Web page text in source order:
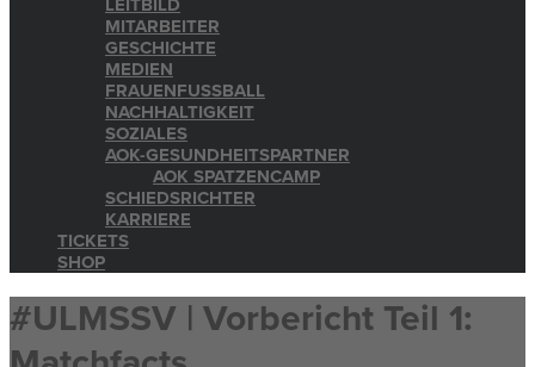
LEITBILD
MITARBEITER
GESCHICHTE
MEDIEN
FRAUENFUSSBALL
NACHHALTIGKEIT
SOZIALES
AOK-GESUNDHEITSPARTNER
AOK SPATZENCAMP
SCHIEDSRICHTER
KARRIERE
TICKETS
SHOP
#ULMSSV | Vorbericht Teil 1: